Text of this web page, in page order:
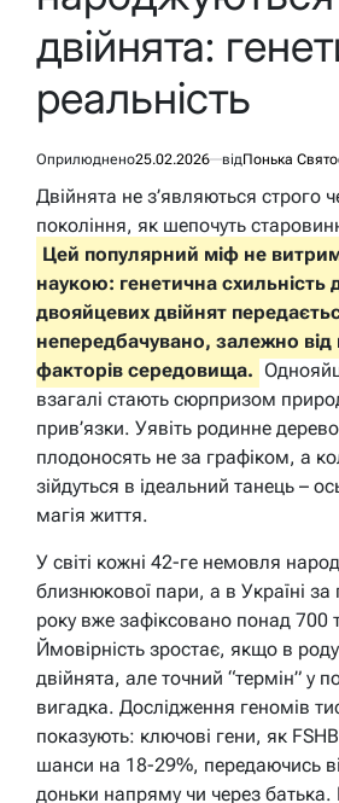
двійнята:
реальність
Оприлюднено25.02.2026 відПонька
Двійнята не з’являються строго
покоління, як шепочуть
Цей популярний міф не
наукою: генетична
двояйцевих двійнят
непередбачувано, залежно від
факторів середовища.
взагалі стають сюрпризом
прив’язки. Уявіть родинне
плодоносять не за графіком, а
зійдуться в ідеальний танець –
магія життя.
У світі кожні 42-ге немовля
близнюкової пари, а в Україні за
року вже зафіксовано понад 700
Ймовірність зростає, якщо в
двійнята, але точний “термін” у
вигадка. Дослідження геномів
показують: ключові гени, як
шанси на 18-29%, передаючись
доньки напряму чи через